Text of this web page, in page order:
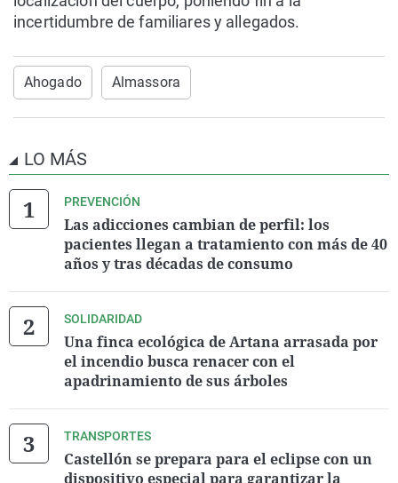
incertidumbre de familiares y allegados.
Ahogado Almassora
LO MÁS
PREVENCIÓN
Las adicciones cambian de perfil: los
pacientes llegan a tratamiento con más de 40
años y tras décadas de consumo
SOLIDARIDAD
Una finca ecológica de Artana arrasada por
el incendio busca renacer con el
apadrinamiento de sus árboles
TRANSPORTES
Castellón se prepara para el eclipse con un
dispositivo especial para garantizar la